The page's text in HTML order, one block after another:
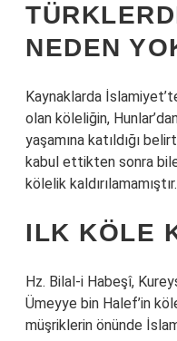
NEDEN
Kaynaklarda
olan köleliğin,
yaşamına katıldığı
kabul ettikten sonra
kölelik kaldırılamamıştır.
ILK KÖLE
Hz. Bilal-i Habeşî,
Ümeyye bin Halef’in
müşriklerin önünde